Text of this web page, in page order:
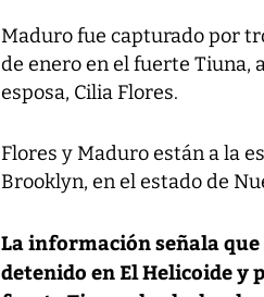
Maduro fue capturado por
de enero en el fuerte Tiuna,
esposa, Cilia Flores.
Flores y Maduro están a la
Brooklyn, en el estado de
La información señala
detenido en El Helicoide